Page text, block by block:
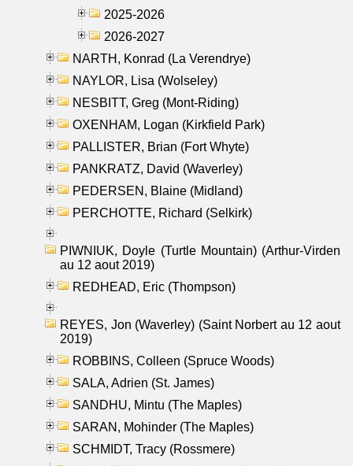
2025-2026
2026-2027
NARTH, Konrad (La Verendrye)
NAYLOR, Lisa (Wolseley)
NESBITT, Greg (Mont-Riding)
OXENHAM, Logan (Kirkfield Park)
PALLISTER, Brian (Fort Whyte)
PANKRATZ, David (Waverley)
PEDERSEN, Blaine (Midland)
PERCHOTTE, Richard (Selkirk)
PIWNIUK, Doyle (Turtle Mountain) (Arthur-Virden
au 12 aout 2019)
REDHEAD, Eric (Thompson)
REYES, Jon (Waverley) (Saint Norbert au 12 aout
2019)
ROBBINS, Colleen (Spruce Woods)
SALA, Adrien (St. James)
SANDHU, Mintu (The Maples)
SARAN, Mohinder (The Maples)
SCHMIDT, Tracy (Rossmere)